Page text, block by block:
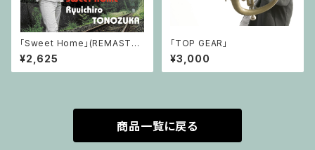
「Sweet Home」(REMASTER
盤)
¥2,625
「TOP GEAR」
¥3,000
商品一覧に戻る